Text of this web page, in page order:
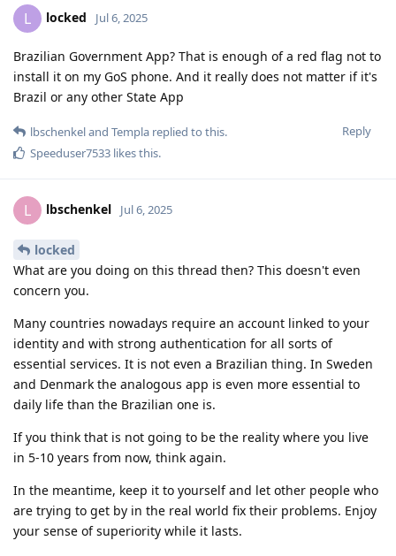
L locked Jul 6, 2025
Brazilian Government App? That is enough of a red flag not to
install it on my GoS phone. And it really does not matter if it's
Brazil or any other State App
Reply
lbschenkeland Templa replied to this.
Speeduser7533 likes this.
L lbschenkel Jul 6, 2025
locked
What are you doing on this thread then? This doesn't even
concern you.
Many countries nowadays require an account linked to your
identity and with strong authentication for all sorts of
essential services. It is not even a Brazilian thing. In Sweden
and Denmark the analogous app is even more essential to
daily life than the Brazilian one is.
If you think that is not going to be the reality where you live
in 5-10 years from now, think again.
In the meantime, keep it to yourself and let other people who
are trying to get by in the real world fix their problems. Enjoy
your sense of superiority while it lasts.